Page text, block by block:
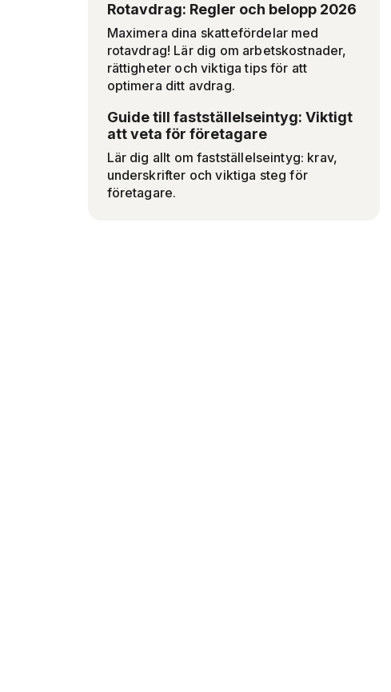
Rotavdrag: Regler och belopp 2026
Maximera dina skattefördelar med
rotavdrag! Lär dig om arbetskostnader,
rättigheter och viktiga tips för att
optimera ditt avdrag.
Guide till fastställelseintyg: Viktigt
att veta för företagare
Lär dig allt om fastställelseintyg: krav,
underskrifter och viktiga steg för
företagare.